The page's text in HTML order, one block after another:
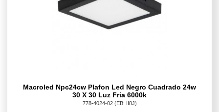
Macroled Npc24cw Plafon Led Negro Cuadrado 24w
30 X 30 Luz Fria 6000k
778-4024-02(EB: II8J)